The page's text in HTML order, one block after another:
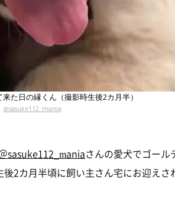
た日の縁くん（撮影時生後2カ月半）
＠sasuke112_mania
sasuke112_maniaさんの愛犬でゴール
2カ月半頃に飼い主さん宅にお迎えさ